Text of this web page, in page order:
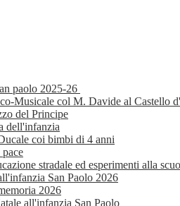
paolo 2025-26
Musicale col M. Davide al Castello
del Principe
dell'infanzia
coi bimbi di 4 anni
stradale ed esperimenti alla
San Paolo 2026
2026
all'infanzia San Paolo